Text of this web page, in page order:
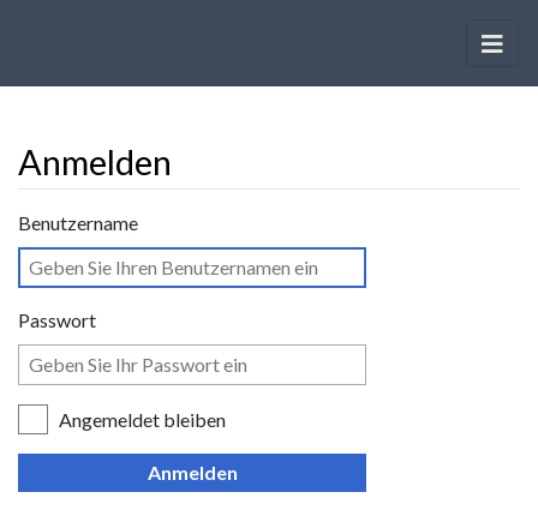
Anmelden
Wechseln zu:Navigation
Benutzername
Passwort
Angemeldet bleiben
Anmelden